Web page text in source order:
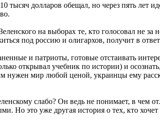
тысяч долларов обещал, но через пять лет
на выборах те, кто голосовал не
под россию и олигархов, получит в
и патриоты, готовые отстаивать
открывал учебник по истории) и
нужен мир любой ценой, украинцы ему
слабо? Он ведь не понимает, в чем
Но это уже другая история о тех, кто